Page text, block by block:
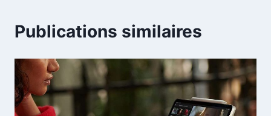
Publications similaires